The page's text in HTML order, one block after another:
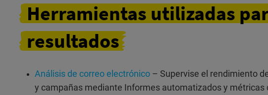
Herramientas utilizadas
resultados
Análisis de correo electrónico– Supervise el rendimiento
y campañas mediante Informes automatizados y métricas